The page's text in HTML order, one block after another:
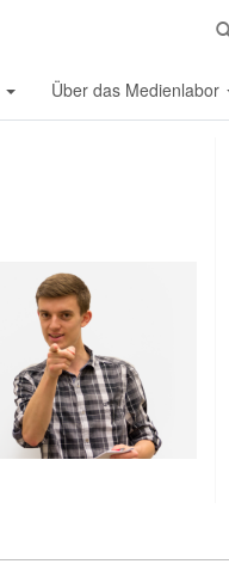
Über das Medienlabor